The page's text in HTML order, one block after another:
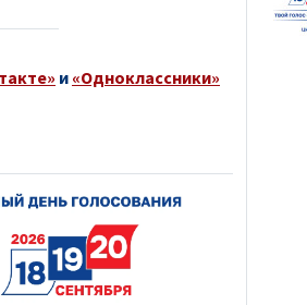
и «Одноклассники»